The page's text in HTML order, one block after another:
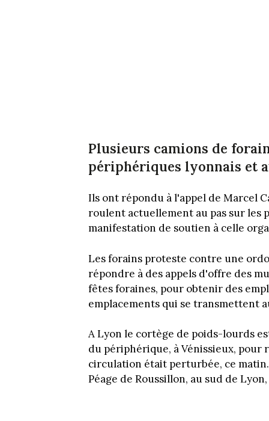
Plusieurs camions de
périphériques lyonnais et
Ils ont répondu à l'appel de Marcel
roulent actuellement au pas sur les
manifestation de soutien à celle
Les forains proteste contre une
répondre à des appels d'offre des
fêtes foraines, pour obtenir des
emplacements qui se transmettent
A Lyon le cortège de poids-lourds
du périphérique, à Vénissieux,
circulation était perturbée, ce
Péage de Roussillon, au sud de